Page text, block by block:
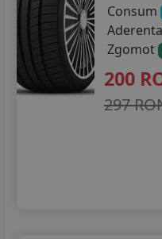
215/40R17
215/45R17
215/40R18
Consum
Aderenta
Zgomot
200
297